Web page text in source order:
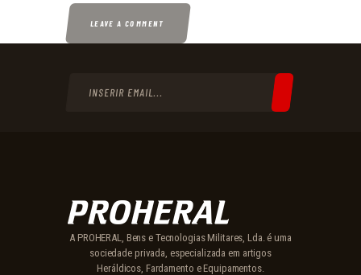
A PROHERAL, Bens e Tecnologias Militares, Lda. é uma
sociedade privada, especializada em artigos
Heráldicos, Fardamento e Equipamentos.